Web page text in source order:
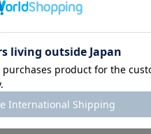
かります。